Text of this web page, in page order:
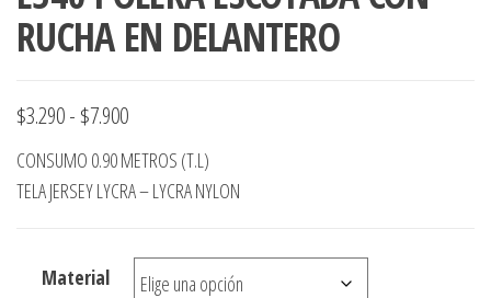
RUCHA EN DELANTERO
$3.290- $7.900Rango
de
precios:
$3.290
CONSUMO 0.90 METROS (T.L)
TELA JERSEY LYCRA – LYCRA NYLON
Material